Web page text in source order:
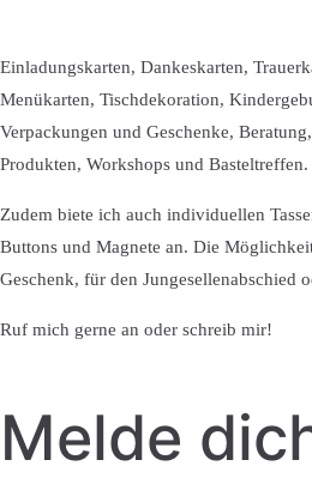
Einladungskarten, Dankeskarten,
Menükarten, Tischdekoration,
Verpackungen und Geschenke,
Produkten, Workshops und Basteltreffen.
Zudem biete ich auch individuellen
Buttons und Magnete an. Die
Geschenk, für den Jungesellenabschied
Ruf mich gerne an oder schreib mir!
Melde